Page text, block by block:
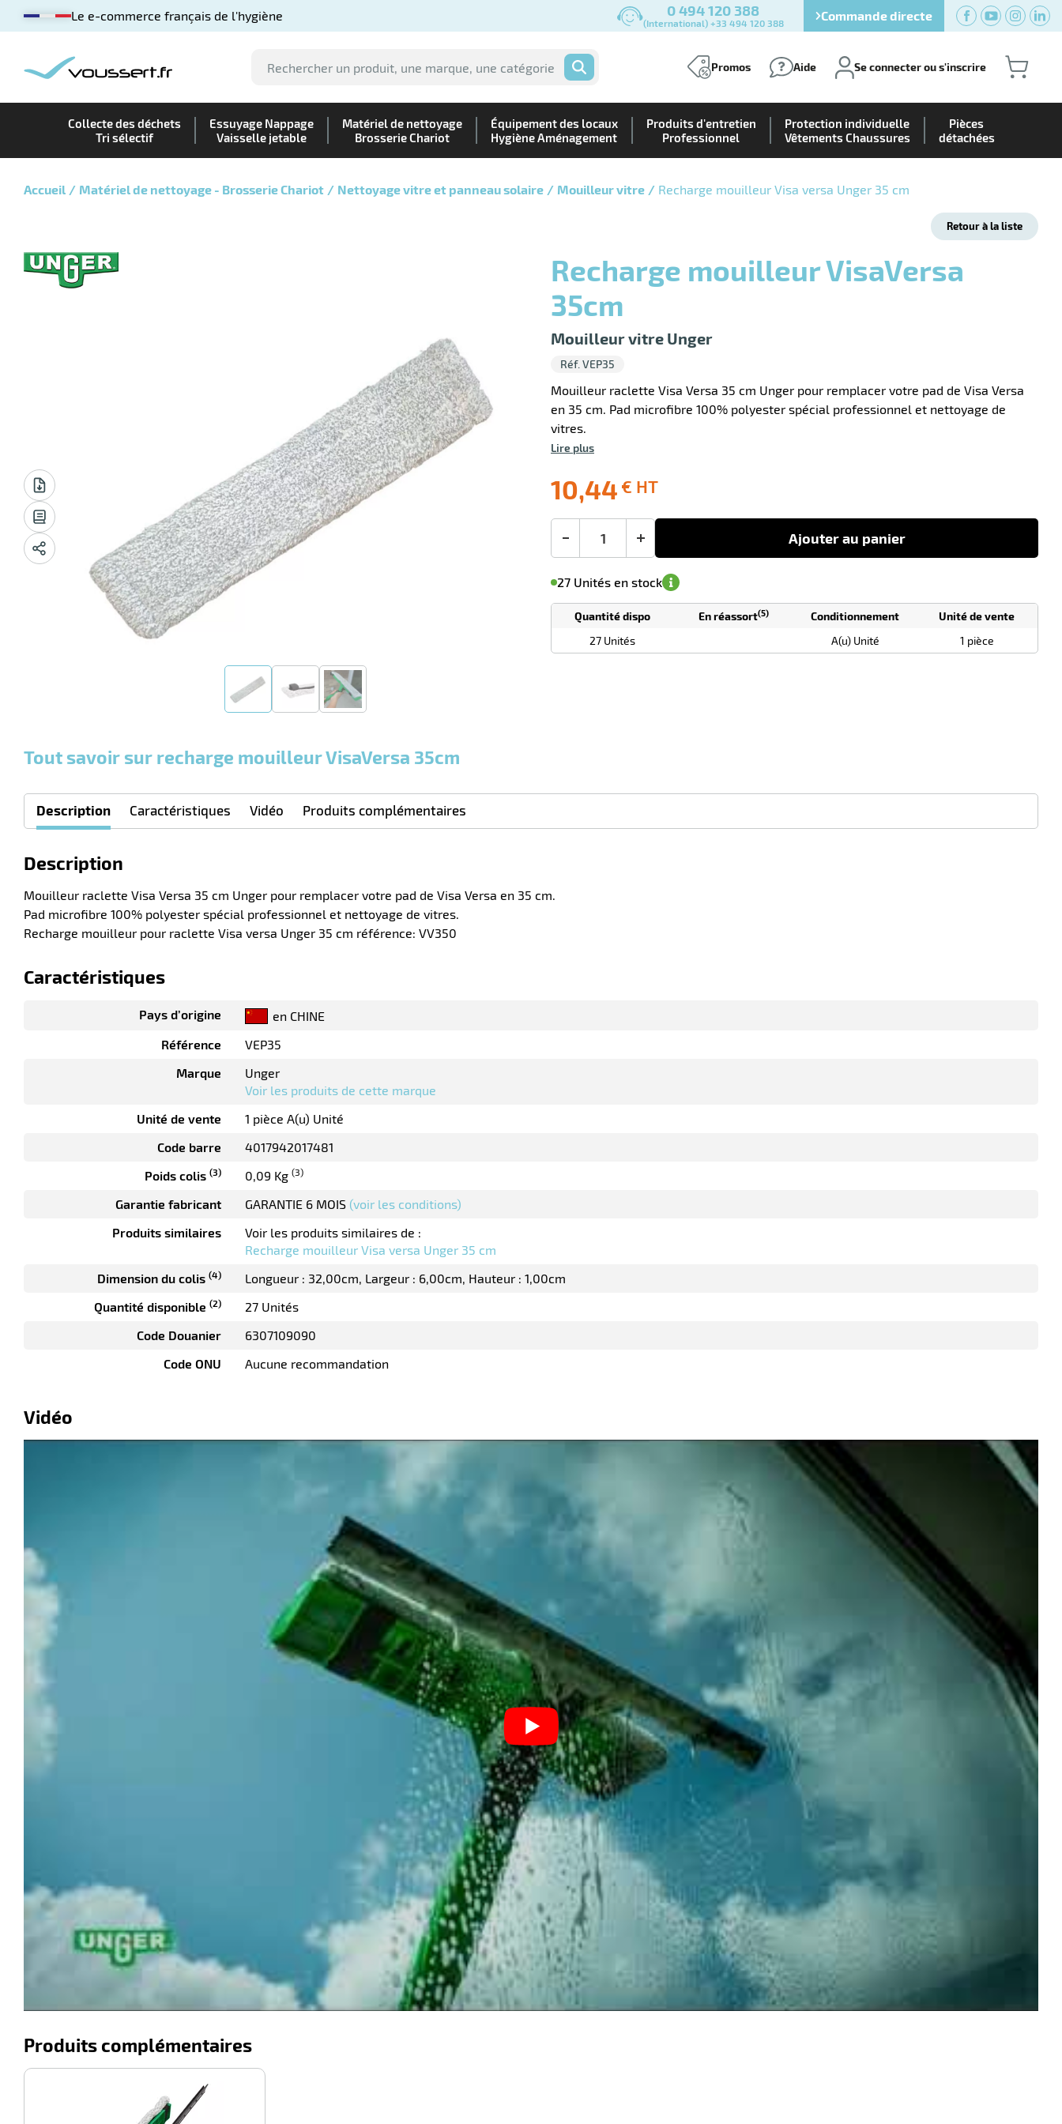
Le e-commerce français de l'hygiène 0 494 120 388
(International) +33 494 120 388 Commande directe
OK Promos Aide Se connecter ou s'inscrire
Collecte des déchets
Tri sélectif
Essuyage Nappage
Vaisselle jetable
Matériel de nettoyage
Brosserie Chariot
Équipement des locaux
Hygiène Aménagement
Produits d'entretien
Professionnel
Protection individuelle
Vêtements Chaussures
Pièces
détachées
Accueil Matériel de nettoyage - Brosserie Chariot Nettoyage vitre et panneau solaire Mouilleur vitre Recharge mouilleur Visa versa Unger 35 cm
Retour à la liste
Recharge mouilleur VisaVersa
35cm
Mouilleur vitre Unger
Réf. VEP35
Mouilleur raclette Visa Versa 35 cm Unger pour remplacer votre pad de Visa Versa
en 35 cm. Pad microfibre 100% polyester spécial professionnel et nettoyage de
vitres.
Lire plus
10,44 € HT
Ecotaxe
Prix
public
€
HT
Livraison
offerte
+
Ajouter au panier
de
commande
27 Unités en stock
M'avertir de
disponibilité(5)
TarifQuantité dispo En réassort(5) Conditionnement
Unité de vente
27 Unités
A(u) Unité 1 pièce
Tout savoir sur recharge mouilleur VisaVersa 35cm
Description Caractéristiques Vidéo Produits complémentaires
Description
Mouilleur raclette Visa Versa 35 cm Unger pour remplacer votre pad de Visa Versa en 35 cm.
Pad microfibre 100% polyester spécial professionnel et nettoyage de vitres.
Recharge mouilleur pour raclette Visa versa Unger 35 cm référence: VV350
Caractéristiques
Pays d’origine
en CHINE
Référence
VEP35
Marque
Unger
Voir les produits de cette marque
Unité de vente
1 pièce A(u) Unité
Code barre
4017942017481
Poids colis (3) 0,09 Kg (3)
Garantie fabricant GARANTIE 6 MOIS (voir les conditions)
Produits similaires
Voir les produits similaires de :
Recharge mouilleur Visa versa Unger 35 cm
Dimension du colis (4) Longueur : 32,00cm Largeur : 6,00cm Hauteur : 1,00cm
Quantité disponible (2)
27 Unités
Code Douanier
6307109090
Code ONU
Aucune recommandation
Vidéo
Produits complémentaires